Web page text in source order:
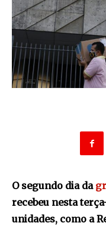
O segundo dia da
recebeu nesta
unidades, como a